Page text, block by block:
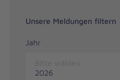
Unsere Meldungen filtern
Jahr